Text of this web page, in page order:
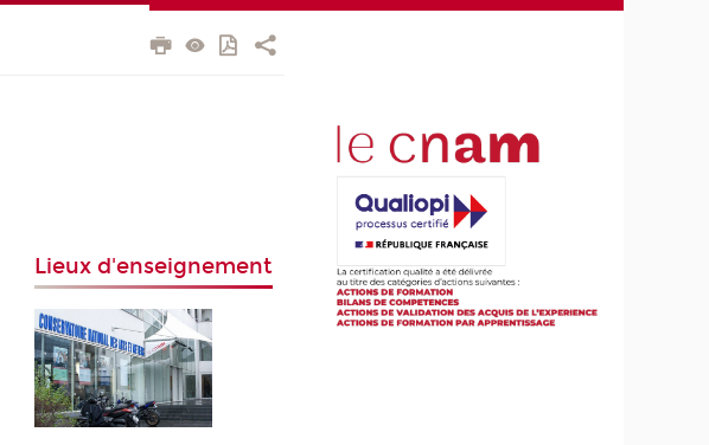
Lieux d'enseignement